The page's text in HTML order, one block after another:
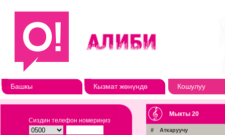
Башкы Кызмат жөнүндө Кошулуу
Сиздин телефон номериңиз
Мыкты 20
#
Аткаруучу